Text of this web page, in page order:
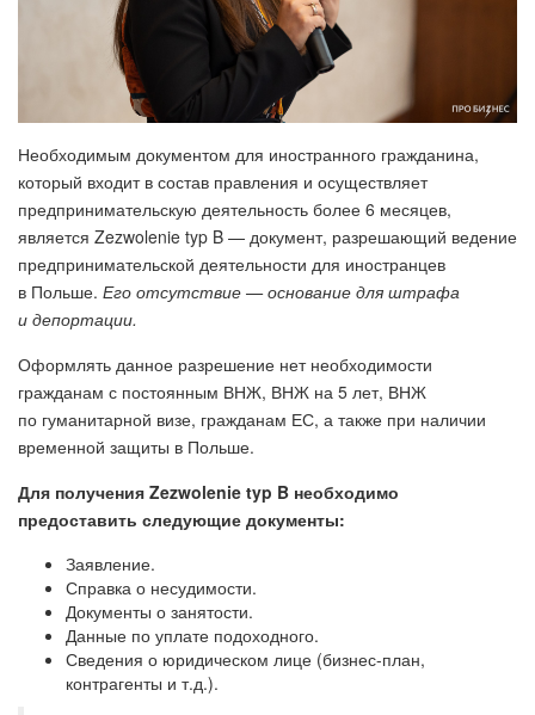
Необходимым документом для иностранного гражданина,
который входит в состав правления и осуществляет
предпринимательскую деятельность более 6 месяцев,
является Zezwolenie typ B — документ, разрешающий ведение
предпринимательской деятельности для иностранцев
в Польше. Его отсутствие — основание для штрафа
и депортации.
Оформлять данное разрешение нет необходимости
гражданам с постоянным ВНЖ, ВНЖ на 5 лет, ВНЖ
по гуманитарной визе, гражданам ЕС, а также при наличии
временной защиты в Польше.
Для получения Zezwolenie typ B необходимо
предоставить следующие документы:
Заявление.
Справка о несудимости.
Документы о занятости.
Данные по уплате подоходного.
Сведения о юридическом лице (бизнес-план,
контрагенты и т.д.).